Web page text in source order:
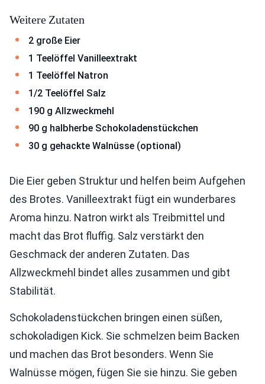
Weitere Zutaten
2 große Eier
1 Teelöffel Vanilleextrakt
1 Teelöffel Natron
1/2 Teelöffel Salz
190 g Allzweckmehl
90 g halbherbe Schokoladenstückchen
30 g gehackte Walnüsse (optional)
Die Eier geben Struktur und helfen beim Aufgehen
des Brotes. Vanilleextrakt fügt ein wunderbares
Aroma hinzu. Natron wirkt als Treibmittel und
macht das Brot fluffig. Salz verstärkt den
Geschmack der anderen Zutaten. Das
Allzweckmehl bindet alles zusammen und gibt
Stabilität.
Schokoladenstückchen bringen einen süßen,
schokoladigen Kick. Sie schmelzen beim Backen
und machen das Brot besonders. Wenn Sie
Walnüsse mögen, fügen Sie sie hinzu. Sie geben